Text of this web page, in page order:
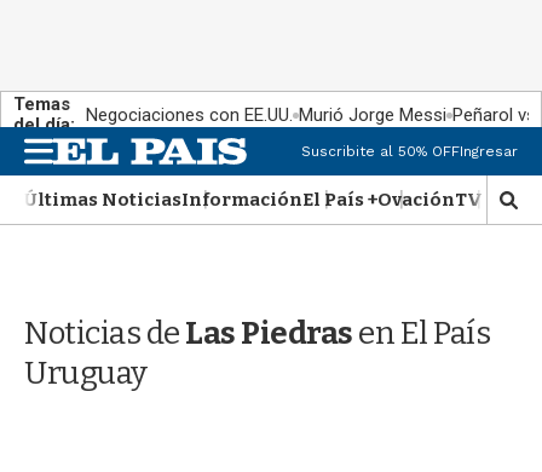
Temas
del día: Negociaciones con EE.UU. Murió Jorge Messi Peñarol
M
e
n
u
Suscribite al 50% OFFIngresar
Últimas NoticiasInformaciónEl País +OvaciónTV Show
M
o
Noticias deLas Piedrasen El País
Uruguay